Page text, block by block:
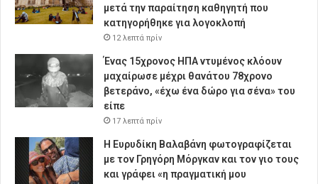
μετά την παραίτηση καθηγητή που
κατηγορήθηκε για λογοκλοπή
12 λεπτά πρίν
Ένας 15χρονος ΗΠΑ ντυμένος κλόουν
μαχαίρωσε μέχρι θανάτου 78χρονο
βετεράνο, «έχω ένα δώρο για σένα» του
είπε
17 λεπτά πρίν
Η Ευρυδίκη Βαλαβάνη φωτογραφίζεται
με τον Γρηγόρη Μόργκαν και τον γιο τους
και γράφει «η πραγματική μου